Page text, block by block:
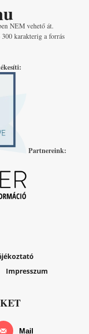
NEM vehető át.
karakterig a forrás
Partnereink:
Impresszum
Mail